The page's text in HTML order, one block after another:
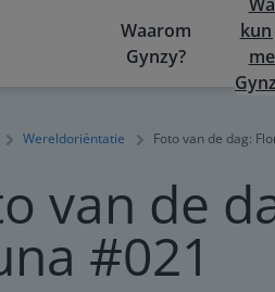
Waarom
Gynzy?
kun
Wereldoriëntatie Foto van de dag:
van de
#021